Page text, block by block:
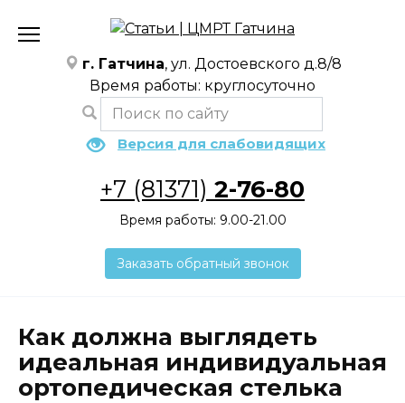
содержанию
г. Гатчина, ул. Достоевского д.8/8
Время работы: круглосуточно
Версия для слабовидящих
+7 (81371) 2-76-80
Время работы: 9.00-21.00
Заказать обратный звонок
Как должна выглядеть
идеальная индивидуальная
ортопедическая стелька